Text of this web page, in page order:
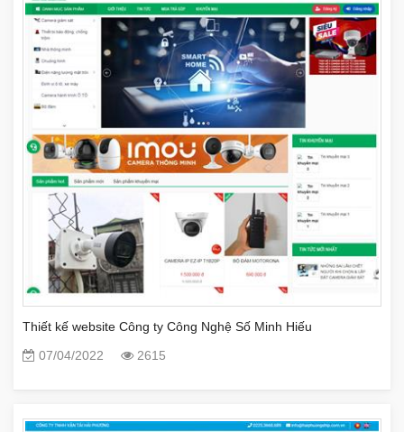
Thiết kế website Công ty Công Nghệ Số Minh Hiếu
07/04/2022
2615